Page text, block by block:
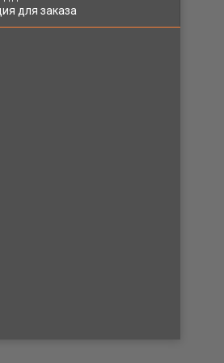
для заказа